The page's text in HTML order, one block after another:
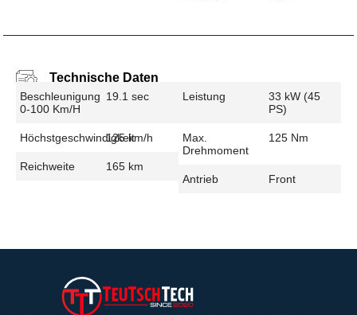
Technische Daten
Beschleunigung
0-100 Km/h
19.1 sec
Höchstgeschwindigkeit
125 km/h
Reichweite 165 km
Leistung
33 kW (45
PS)
Max.
Drehmoment
125 Nm
Antrieb Front